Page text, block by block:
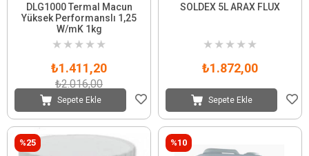
DLG1000 Termal Macun
Yüksek Performanslı 1,25
W/mK 1kg
★ ★ ★ ★ ★
₺1.411,20
₺2.016,00
Sepete Ekle
SOLDEX 5L ARAX FLUX
★ ★ ★ ★ ★
₺1.872,00
Sepete Ekle
%25 %10